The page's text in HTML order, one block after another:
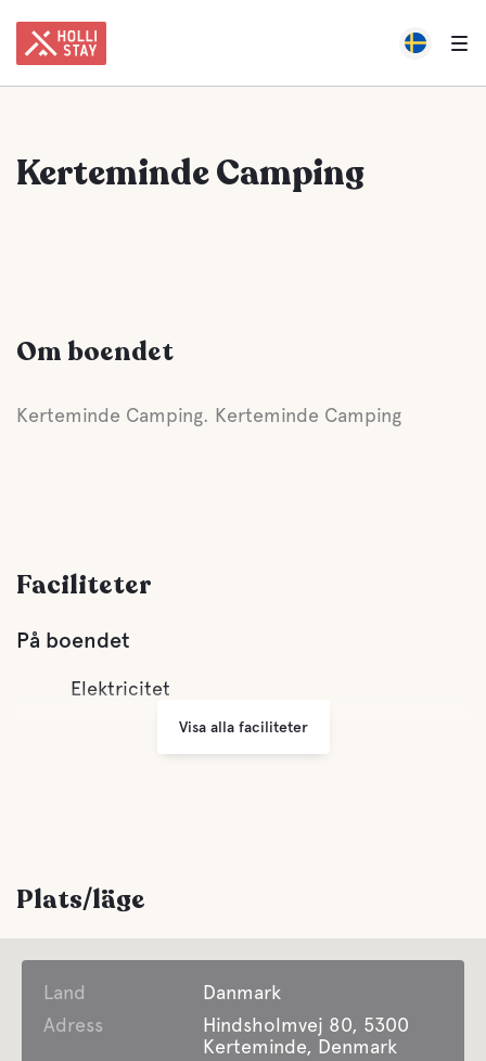
Kerteminde Camping
Om boendet
Kerteminde Camping. Kerteminde Camping
Faciliteter
På boendet
Elektricitet
Visa alla faciliteter
Plats/läge
Land
Danmark
Adress
Hindsholmvej 80, 5300
Kerteminde, Denmark